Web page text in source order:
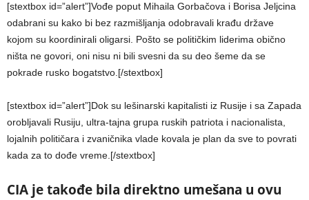
[stextbox id=”alert”]Vođe poput Mihaila Gorbačova i Borisa Jeljcina
odabrani su kako bi bez razmišljanja odobravali krađu države
kojom su koordinirali oligarsi. Pošto se političkim liderima obično
ništa ne govori, oni nisu ni bili svesni da su deo šeme da se
pokrade rusko bogatstvo.[/stextbox]
[stextbox id=”alert”]Dok su lešinarski kapitalisti iz Rusije i sa Zapada
orobljavali Rusiju, ultra-tajna grupa ruskih patriota i nacionalista,
lojalnih političara i zvaničnika vlade kovala je plan da sve to povrati
kada za to dođe vreme.[/stextbox]
CIA je takođe bila direktno umešana u ovu